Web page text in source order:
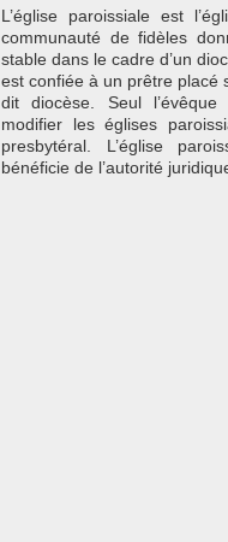
L’église paroissiale est
communauté de fidèles
stable dans le cadre d’un
est confiée à un prêtre placé
dit diocèse. Seul
modifier les églises
presbytéral. L’église
bénéficie de l’autorité